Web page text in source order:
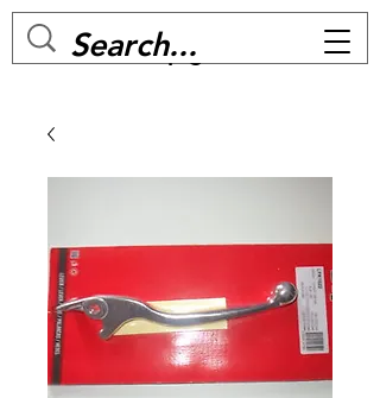
MC BIKE Perpignan